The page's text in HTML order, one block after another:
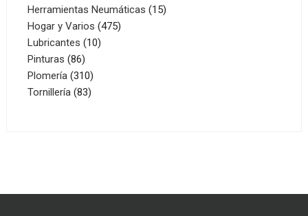
productos
Herramientas Neumáticas 1515
Hogar y Varios 475475
Lubricantes 1010
Pinturas 8686
productos
Plomería 310310
productos
Tornillería 8383